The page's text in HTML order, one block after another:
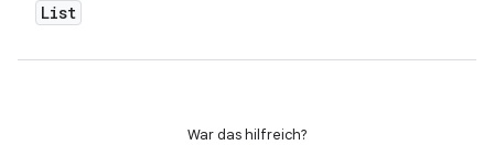
List
War das hilfreich?